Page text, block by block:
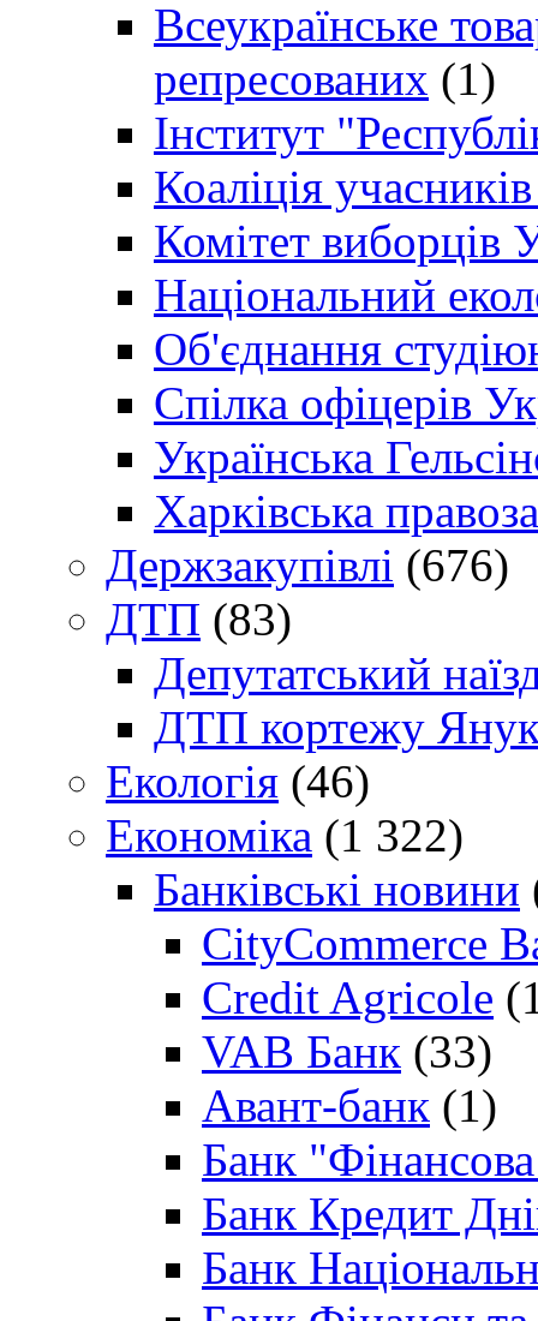
Всеукраїнське
репресованих (1)
Інститут
Коаліція
Комітет виборців
Національний
Об'єднання
Спілка офіцерів
Українська
Харківська
Держзакупівлі (676)
ДТП (83)
Депутатський
ДТП кортежу
Екологія (46)
Економіка (1 322)
Банківські новини
CityCommerce
Credit Agricole
VAB Банк (33)
Авант-банк (1)
Банк "Фінансова
Банк Кредит
Банк